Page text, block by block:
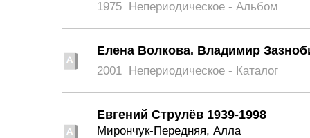
1975 Непериодическое - Альбом
Елена Волкова. Владимир
2001 Непериодическое - Каталог
Евгений Струлёв 1939-1998
Мирончук-Передняя, Алла